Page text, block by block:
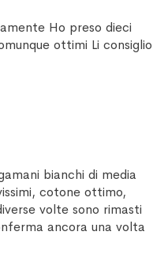
Ho preso dieci
ottimi Li consiglio
bianchi di media
cotone ottimo,
volte sono rimasti
ancora una volta